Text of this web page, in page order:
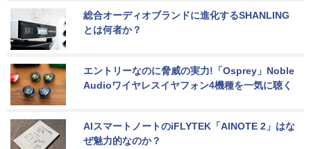
総合オーディオブランドに進化するSHANLING
とは何者か？
エントリーなのに脅威の実力!「Osprey」Noble
Audioワイヤレスイヤフォン4機種を一気に聴く
AIスマートノートのiFLYTEK「AINOTE 2」はな
ぜ魅力的なのか？